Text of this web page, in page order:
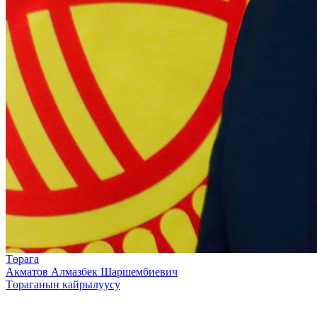
Төрага
Акматов Алмазбек Шаршембиевич
Төраганын кайрылуусу